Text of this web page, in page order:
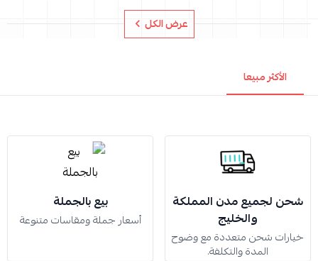
عرض الكل
الأكثر مبيعا
شحن لجميع مدن المملكة
والخليج
خيارات شحن متعددة مع وضوح
المدة والتكلفة.
بيع بالجملة
أسعار جملة ومقاسات متنوعة